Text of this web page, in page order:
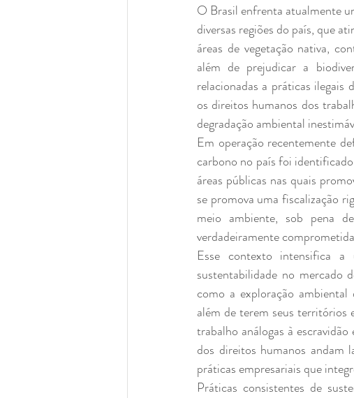
O Brasil enfrenta atualmente
diversas regiões do país, que
áreas de vegetação nativa,
além de prejudicar a
relacionadas a práticas
os direitos humanos dos
degradação ambiental
Em operação recentemente
carbono no país foi
áreas públicas nas quais
se promova uma fiscalização
meio ambiente, sob pena
verdadeiramente
Esse contexto intensifica
sustentabilidade no mercado
como a exploração ambiental
além de terem seus territórios
trabalho análogas à
dos direitos humanos andam
práticas empresariais que
Práticas consistentes de